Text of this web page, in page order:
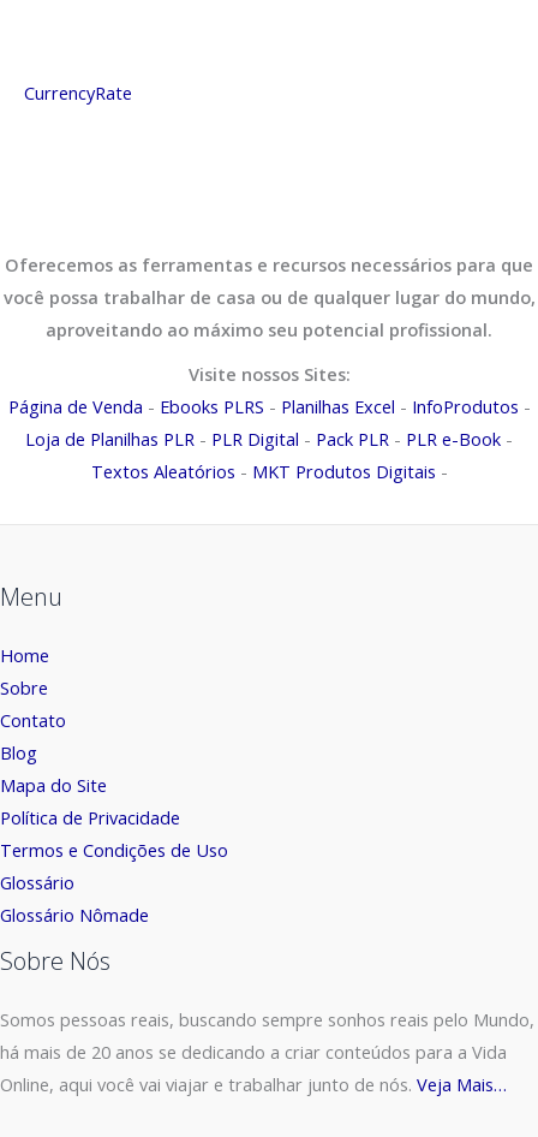
CurrencyRate
Oferecemos as ferramentas e recursos necessários para que
você possa trabalhar de casa ou de qualquer lugar do mundo,
aproveitando ao máximo seu potencial profissional.
Visite nossos Sites:
Página de Venda - Ebooks PLRS - Planilhas Excel - InfoProdutos -
Loja de Planilhas PLR - PLR Digital - Pack PLR - PLR e-Book -
Textos Aleatórios - MKT Produtos Digitais -
Menu
Home
Sobre
Contato
Blog
Mapa do Site
Política de Privacidade
Termos e Condições de Uso
Glossário
Glossário Nômade
Sobre Nós
Somos pessoas reais, buscando sempre sonhos reais pelo Mundo,
há mais de 20 anos se dedicando a criar conteúdos para a Vida
Online, aqui você vai viajar e trabalhar junto de nós. Veja Mais…